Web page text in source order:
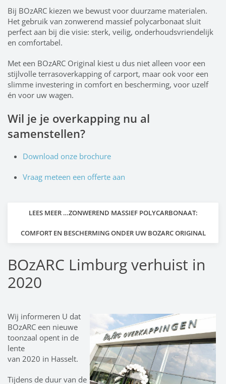
Bij BOzARC kiezen we bewust voor duurzame materialen.
Het gebruik van zonwerend massief polycarbonaat sluit
perfect aan bij die visie: sterk, veilig, onderhoudsvriendelijk
en comfortabel.
Met een BOzARC Original kiest u dus niet alleen voor een
stijlvolle terrasoverkapping of carport, maar ook voor een
slimme investering in comfort en bescherming, voor uzelf
én voor uw wagen.
Wil je je overkapping nu al
samenstellen?
Download onze brochure
Vraag meteen een offerte aan
LEES MEER …ZONWEREND MASSIEF POLYCARBONAAT:
COMFORT EN BESCHERMING ONDER UW BOZARC ORIGINAL
BOzARC Limburg verhuist in
2020
Wij informeren U dat
BOzARC een nieuwe
toonzaal opent in de
lente
van 2020 in Hasselt.
Tijdens de duur van de